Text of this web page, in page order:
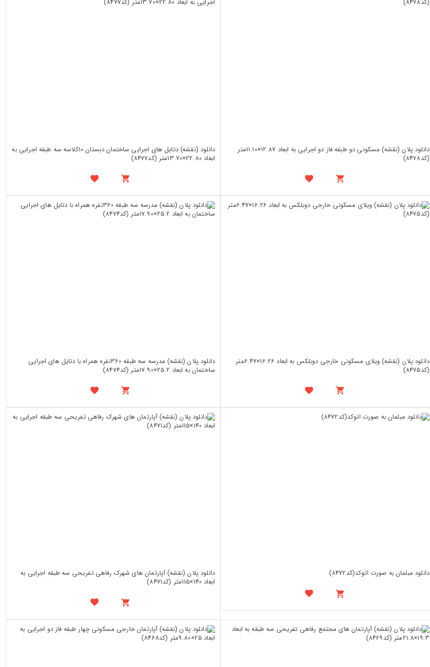
دانلود پلان (نقشه) مسکونی دو طبقه فاز دو اجرایی به ابعاد 12.87×11.10متر
(کد8478)
دانلود (نقشه) دتایل های اجرایی ساختمان دبستان 10کلاسه سه طبقه اجرایی به
ابعاد 22.80×13.70متر (کد8477)
دانلود پلان (نقشه) ویلای مسکونی خارجی دوبلکس به ابعاد 16.26×6.47متر
(کد8475)
دانلود پلان (نقشه) مدرسه سه طبقه 360نفره همراه با دتایل های اجرایی
ساختمان به ابعاد 25.2×17.90متر (کد8474)
دانلود مبلمان به صورت اتوکد(کد8472)
دانلود پلان (نقشه) آپارتمان های شهرک رفاهی تفریحی سه طبقه اجرایی به
ابعاد 140×115متر (کد8471)